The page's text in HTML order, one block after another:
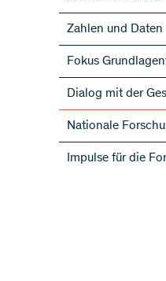
Zahlen und Daten
Fokus
Dialog mit der
Nationale
Impulse für die